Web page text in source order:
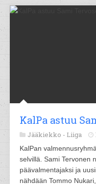
KalPa astuu
Jääkiekko - Liiga
KalPan
selvillä. Sami Tervonen
päävalmentajaksi ja
nähdään Tommo